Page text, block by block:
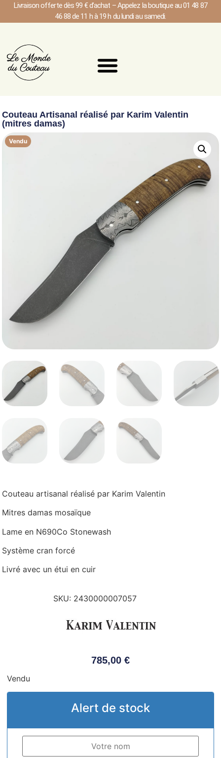
Livraison offerte dès 99 € d’achat – Appelez la boutique au 01 48 87
46 88 de 11 h à 19 h du lundi au samedi.
Couteau Artisanal réalisé par Karim Valentin
(mitres damas)
Vendu
Couteau artisanal réalisé par Karim Valentin
Mitres damas mosaïque
Lame en N690Co Stonewash
Système cran forcé
Livré avec un étui en cuir
SKU: 2430000007057
785,00 €
Vendu
Alert de stock